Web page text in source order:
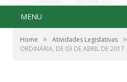
MENU
Home » Atividades Legislativas »
ORDINÁRIA, DE 03 DE ABRIL DE 2017